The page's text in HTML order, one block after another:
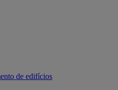
de edifícios